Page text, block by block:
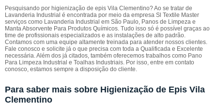
Pesquisando por higienização de epis Vila Clementino? Ao se tratar de
Lavanderia Industrial é encontrada por meio da empresa Sl Textile Master
serviços como Lavanderia Industrial em São Paulo, Panos de Limpeza e
Manta Absorvente Para Produtos Químicos. Tudo isso só é possível graças ao
time de profissionais especializados e as instalações de alto padrão.
Contamos com uma equipe altamente treinada para atender nossos clientes.
Fale conosco e solicite já o que precisa com toda a Qualificada e Excelente
necessária. Além dos já citados, também oferecemos trabalhos como Pano
Para Limpeza Industrial e Toalhas Industriais. Por isso, entre em contato
conosco, estamos sempre a disposição do cliente.
Para saber mais sobre Higienização de Epis Vila
Clementino